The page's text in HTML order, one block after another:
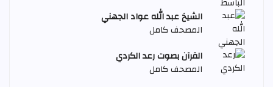
الشيخ عبد الله عواد الجهني
المصحف كامل
القرآن بصوت رعد الكردي
المصحف كامل